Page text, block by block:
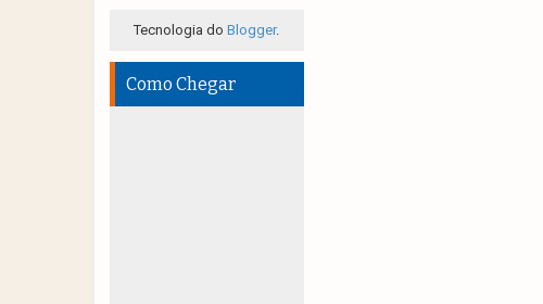
Tecnologia doBlogger.
Como Chegar